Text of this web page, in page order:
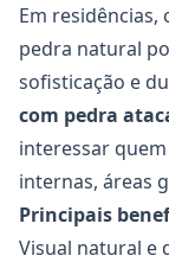
Em
pedra natural
sofisticação e
com pedra
interessar
internas, áreas
Principais
Visual natural e